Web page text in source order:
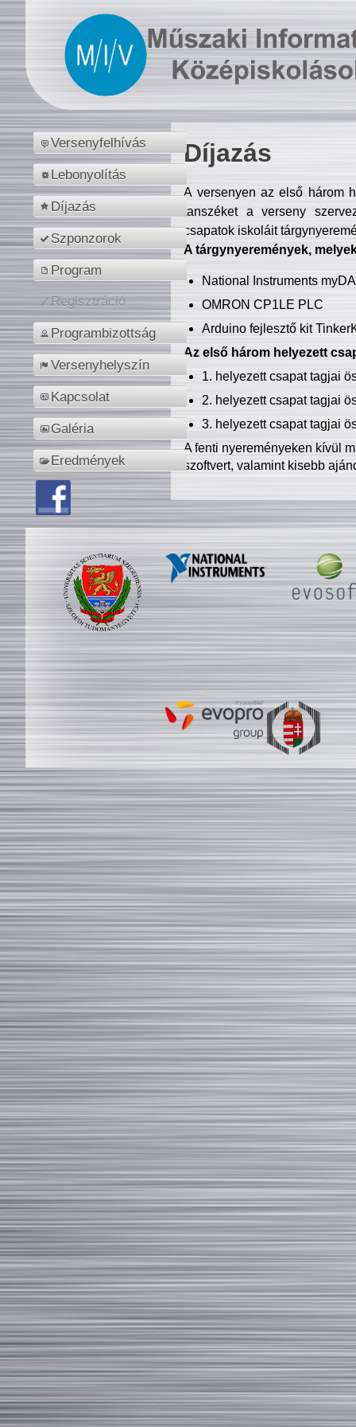
Versenyfelhívás
Lebonyolítás
Díjazás
Szponzorok
Program
Regisztráció
Programbizottság
Versenyhelyszín
Kapcsolat
Galéria
Eredmények
Díjazás
A versenyen az első három
tanszéket a verseny
csapatok iskoláit
A tárgynyeremények,
National Instruments
OMRON CP1LE PLC
Arduino fejlesztő kit
Az első három helyezett
1. helyezett csapat tagjai
2. helyezett csapat tagjai
3. helyezett csapat tagjai
A fenti nyereményeken kívül
szoftvert, valamint kisebb